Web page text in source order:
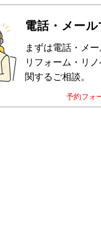
電話・メール
まずは電話・メ
リフォーム・リ
関するご相談。
予約フォ